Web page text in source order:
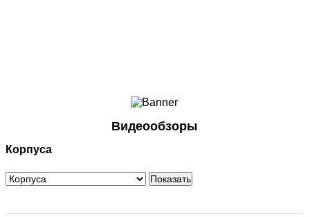
Смартфоны
Периферия
Программное обеспечение
Видеообзоры
Корпуса